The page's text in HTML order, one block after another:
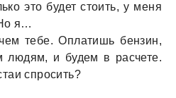
это будет стоить, у меня
я…
тебе. Оплатишь бензин,
людям, и будем в расчете.
спросить?